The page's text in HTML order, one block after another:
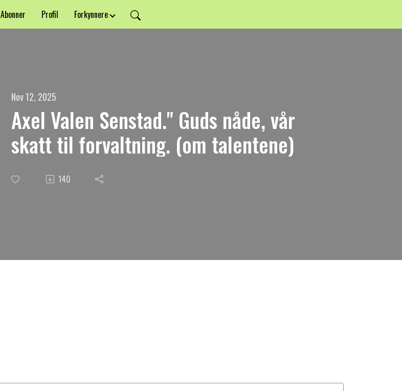
Abonner Profil Forkynnere
Nov 12, 2025
Axel Valen Senstad." Guds nåde, vår
skatt til forvaltning. (om talentene)
140